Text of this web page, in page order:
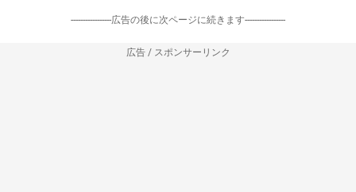
-----------------広告の後に次ページに続きます-----------------
広告 / スポンサーリンク